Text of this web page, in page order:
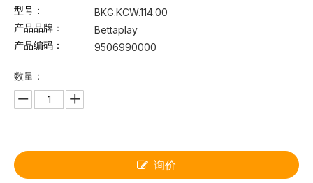
型号：
BKG.KCW.114.00
产品品牌：
Bettaplay
产品编码：
9506990000
数量：
询价